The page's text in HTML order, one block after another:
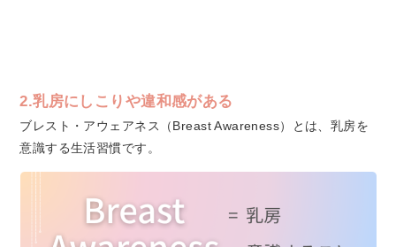
2.乳房にしこりや違和感がある
ブレスト・アウェアネス（Breast Awareness）とは、乳房を
意識する生活習慣です。